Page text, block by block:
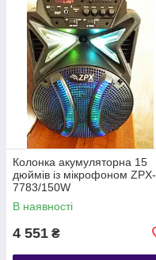
Колонка акумуляторна 15
дюймів із мікрофоном ZPX-
7783/150W
(USB/FM/Bluetooth/TWS)
В наявності
4 551 ₴